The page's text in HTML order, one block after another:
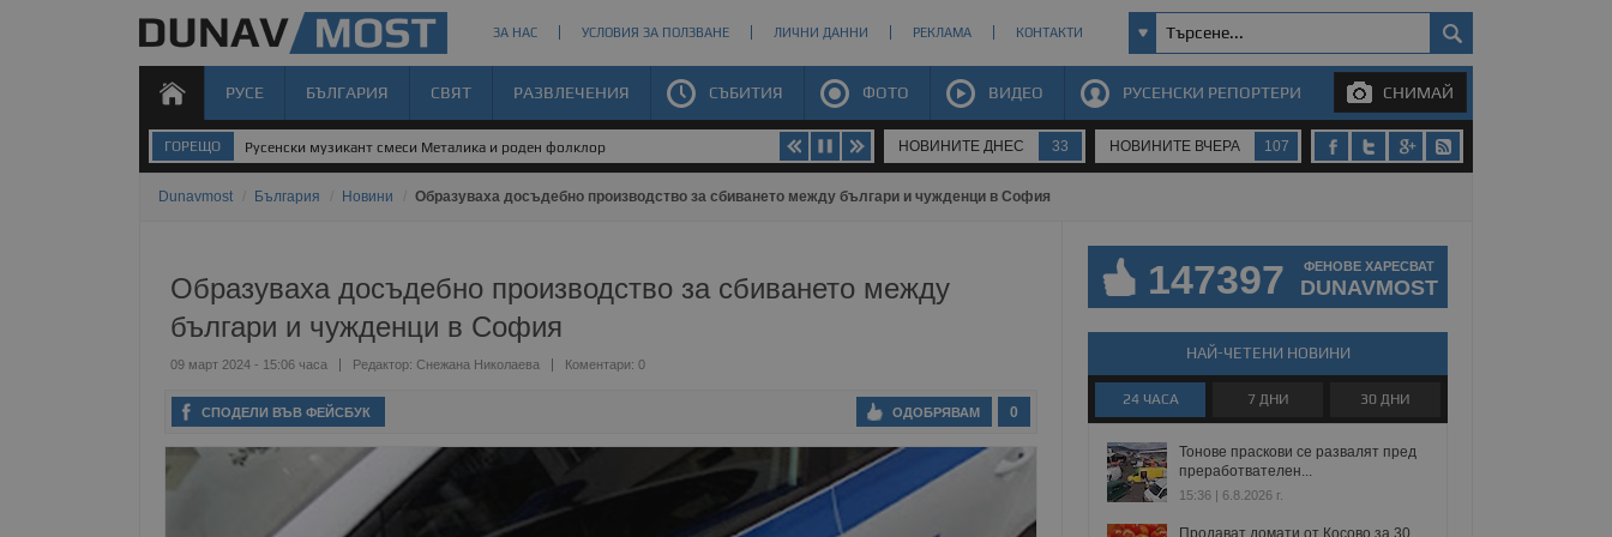
ЗА НАС УСЛОВИЯ ЗА ПОЛЗВАНЕ ЛИЧНИ ДАННИ РЕКЛАМА КОНТАКТИ
РУСЕ БЪЛГАРИЯ СВЯТ РАЗВЛЕЧЕНИЯ СЪБИТИЯ ФОТО ВИДЕО РУСЕНСКИ РЕПОРТЕРИ СНИМАЙ
ГОРЕЩО Русенски музикант смеси Металика и роден фолклор НОВИНИТЕ ДНЕС 33 НОВИНИТЕ ВЧЕРА 107
Dunavmost България Новини Образуваха досъдебно производство за сбиването между българи и чужденци в София
Образуваха досъдебно производство за сбиването между
българи и чужденци в София
09 март 2024 - 15:06 часа Редактор: Снежана Николаева Коментари: 0
СПОДЕЛИ ВЪВ ФЕЙСБУК 0
ОДОБРЯВАМ
147397 ФЕНОВЕ ХАРЕСВАТ
DUNAVMOST
НАЙ-ЧЕТЕНИ НОВИНИ
24 ЧАСА 7 ДНИ 30 ДНИ
Тонове праскови се развалят пред
преработвателен...
15:36 | 6.8.2026 г.
Продават домати от Косово за 30